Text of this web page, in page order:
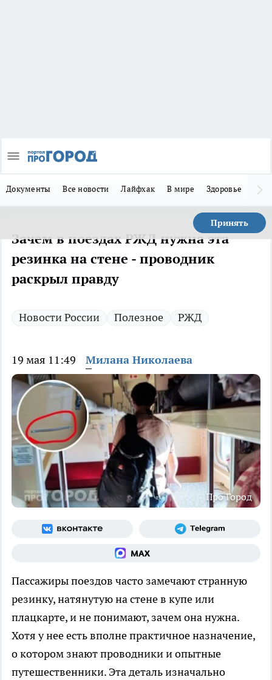
Документы Все новости Лайфхак В мире Здоровье
Принять
Зачем в поездах РЖД нужна эта
резинка на стене - проводник
раскрыл правду
Новости России Полезное РЖД
19 мая 11:49 Милана Николаева
Про Город
Пассажиры поездов часто замечают странную
резинку, натянутую на стене в купе или
плацкарте, и не понимают, зачем она нужна.
Хотя у нее есть вполне практичное назначение,
о котором знают проводники и опытные
путешественники. Эта деталь изначально